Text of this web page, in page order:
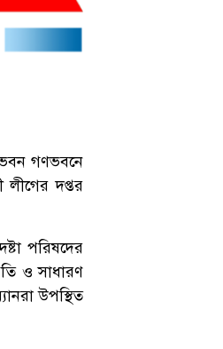
গণভবনে
লীগের দপ্তর
পরিষদের
ও সাধারণ
উপস্থিত